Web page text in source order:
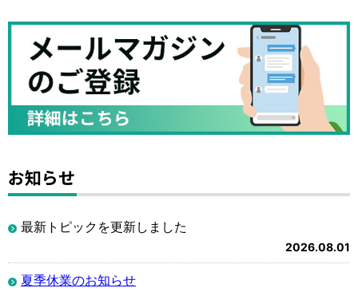
お知らせ
最新トピックを更新しました
2026.08.01
夏季休業のお知らせ